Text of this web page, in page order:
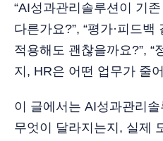
“AI성과관리솔루션이 기
다른가요?”, “평가·피드
적용해도 괜찮을까요?”,
지, HR은 어떤 업무가 줄
이 글에서는 AI성과관리
무엇이 달라지는지, 실제